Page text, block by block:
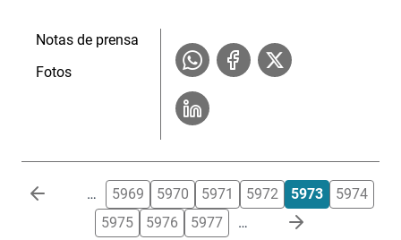
Notas de prensa
Fotos
Paginación … 5969 5970 5971 5972 5973
5974
5975
5976 5977 …